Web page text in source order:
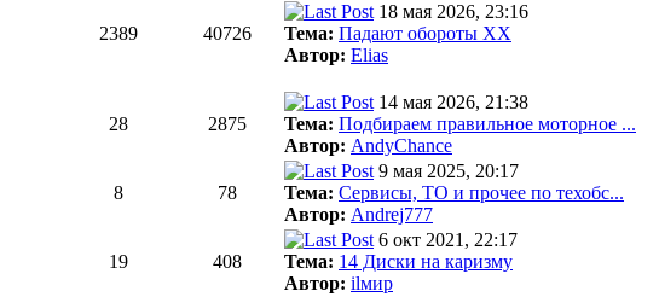
2389 40726
18 мая 2026, 23:16
Тема: Падают обороты ХХ
Автор: Elias
28 2875
14 мая 2026, 21:38
Тема: Подбираем правильное моторное ...
Автор: AndyChance
8 78
9 мая 2025, 20:17
Тема: Сервисы, ТО и прочее по техобс...
Автор: Andrej777
19 408
6 окт 2021, 22:17
Тема: 14 Диски на каризму
Автор: ilмир